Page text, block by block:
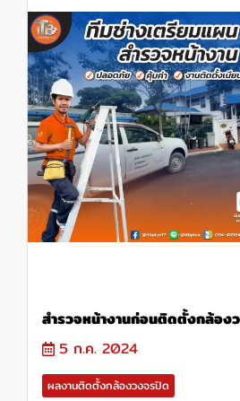
สำรวจหน้างานก่อนติดตั้งกล้อง
5 ก.ค. 2024
ผลงานติดตั้งกล้องวงจรปิด